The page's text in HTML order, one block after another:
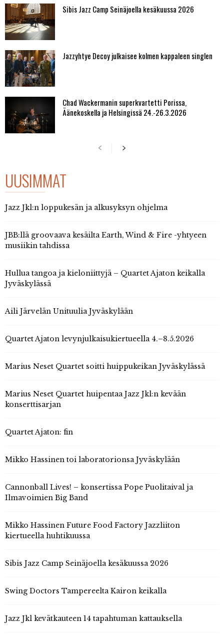
Sibis Jazz Camp Seinäjoella kesäkuussa 2026
Jazzyhtye Decoy julkaisee kolmen kappaleen singlen
Chad Wackermanin superkvartetti Porissa,
Äänekoskella ja Helsingissä 24.-26.3.2026
UUSIMMAT
Jazz Jkl:n loppukesän ja alkusyksyn ohjelma
JBB:llä groovaava kesäilta Earth, Wind & Fire -yhtyeen
musiikin tahdissa
Hullua tangoa ja kieloniittyjä – Quartet Ajaton keikalla
Jyväskylässä
Aili Järvelän Unituulia Jyväskylään
Quartet Ajaton levynjulkaisukiertueella 4.–8.5.2026
Marius Neset Quartet soitti huippukeikan Jyväskylässä
Marius Neset Quartet huipentaa Jazz Jkl:n kevään
konserttisarjan
Quartet Ajaton: fin
Mikko Hassinen toi laboratorionsa Jyväskylään
Cannonball Lives! – konsertissa Pope Puolitaival ja
Ilmavoimien Big Band
Mikko Hassinen Future Food Factory Jazzliiton
kiertueella huhtikuussa
Sibis Jazz Camp Seinäjoella kesäkuussa 2026
Swing Doctors Tampereelta Kairon keikalla
Jazz Jkl kevätkauteen 14 tapahtuman kattauksella